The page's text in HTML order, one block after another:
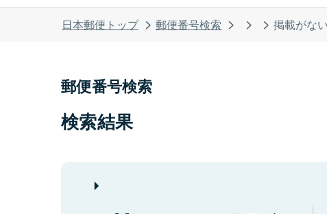
日本郵便トップ 郵便番号検索 掲載がな
郵便番号検索
検索結果